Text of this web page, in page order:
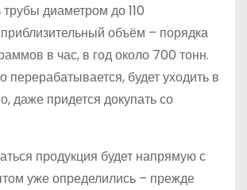
трубы диаметром до 110
объём – порядка
в час, в год около 700 тонн.
перерабатывается, будет уходить в
даже придется докупать со
продукция будет напрямую с
уже определились – прежде